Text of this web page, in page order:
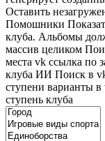
Оставить
Помошники
клуба. Альбомы
массив целиком
места vk ссылка по
клуба ИИ Поиск в
ступени варианты в
ступень клуба